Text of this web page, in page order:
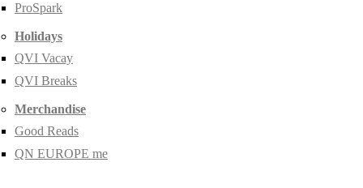
ProSpark
Holidays
QVI Vacay
QVI Breaks
Merchandise
Good Reads
QN EUROPE me